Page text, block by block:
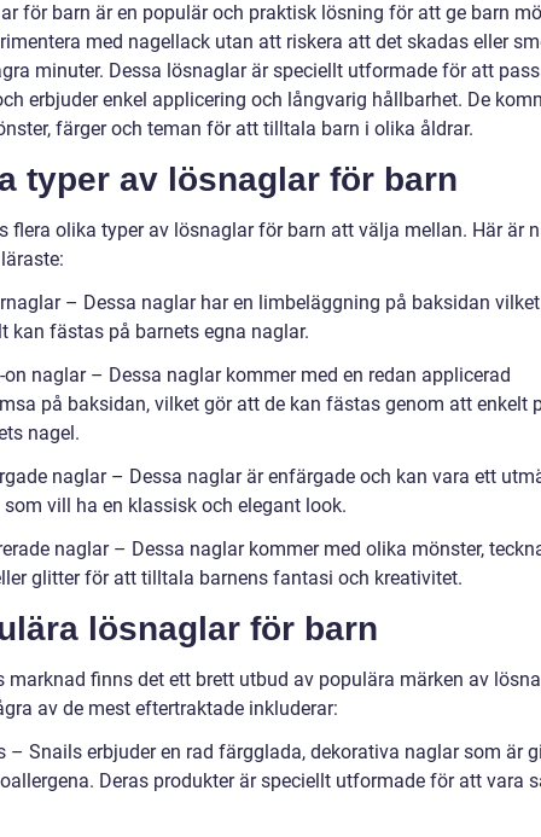
för barn är en populär och praktisk lösning för att ge barn
med nagellack utan att riskera att det skadas eller
minuter. Dessa lösnaglar är speciellt utformade för att
erbjuder enkel applicering och långvarig hållbarhet. De
färger och teman för att tilltala barn i olika åldrar.
typer av lösnaglar för barn
flera olika typer av lösnaglar för barn att välja mellan. Här är
– Dessa naglar har en limbeläggning på baksidan
kan fästas på barnets egna naglar.
on naglar – Dessa naglar kommer med en redan applicerad
på baksidan, vilket gör att de kan fästas genom att enkelt
nagel.
naglar – Dessa naglar är enfärgade och kan vara ett
vill ha en klassisk och elegant look.
naglar – Dessa naglar kommer med olika mönster,
glitter för att tilltala barnens fantasi och kreativitet.
lösnaglar för barn
marknad finns det ett brett utbud av populära märken av
av de mest eftertraktade inkluderar:
– Snails erbjuder en rad färgglada, dekorativa naglar som är
Deras produkter är speciellt utformade för att vara